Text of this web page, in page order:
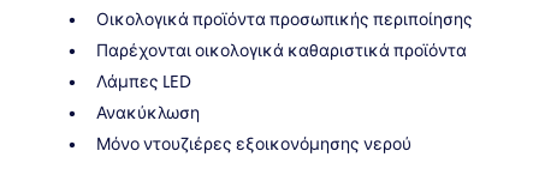
Οικολογικά προϊόντα προσωπικής περιποίησης
Παρέχονται οικολογικά καθαριστικά προϊόντα
Λάμπες LED
Ανακύκλωση
Μόνο ντουζιέρες εξοικονόμησης νερού